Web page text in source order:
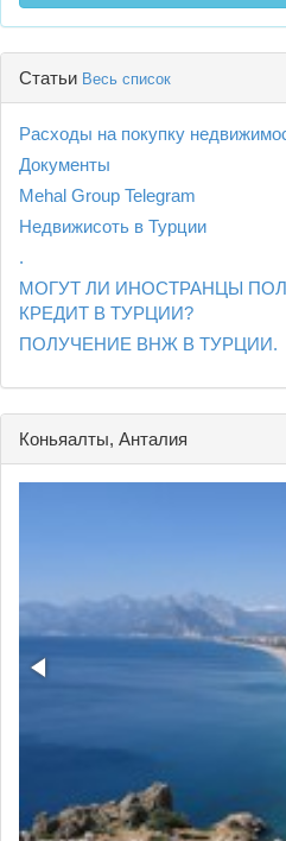
Статьи Весь список
Расходы на покупку
Документы
Mehal Group Telegram
Недвижисоть в Турции
.
МОГУТ ЛИ ИНОСТРАНЦЫ
КРЕДИТ В ТУРЦИИ?
ПОЛУЧЕНИЕ ВНЖ В ТУРЦИИ.
Коньяалты, Анталия